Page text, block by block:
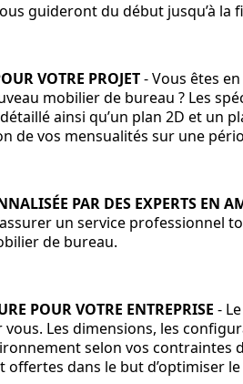
guideront du début jusqu’à
VOTRE PROJET- Vous êtes
mobilier de bureau ? Les
ainsi qu’un plan 2D et un
de vos mensualités sur une
PAR DES EXPERTS EN
un service professionnel
de bureau.
POUR VOTRE ENTREPRISE -
Les dimensions, les
selon vos contraintes
offertes dans le but d’optimiser